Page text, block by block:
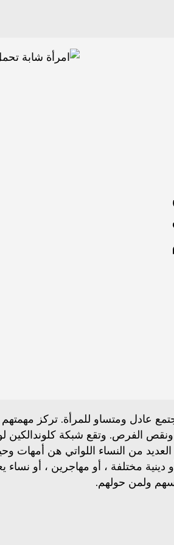
عادل ومتساو للمرأة. تركز
الفرص. وتقع شبكة
من النساء اللواتي هن أمهات
دينية مختلفة ، أو مهاجرين ، أو
ولمن حولهم.